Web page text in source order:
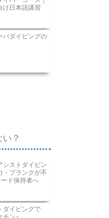
け日本語講習
バダイビングの
？
シストダイビン
・ブランクが不
ド保持者へ
ダイビングで